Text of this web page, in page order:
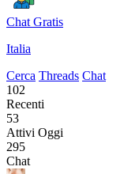
Chat Gratis
Italia
Cerca Threads Chat
102
Recenti
53
Attivi Oggi
295
Chat